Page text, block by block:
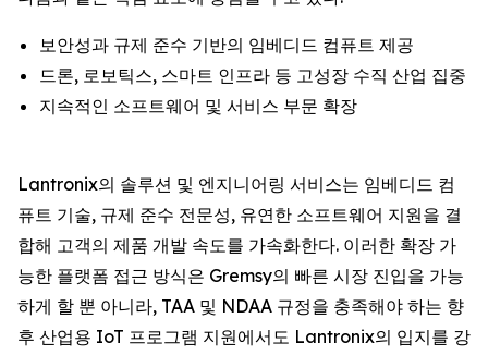
보안성과 규제 준수 기반의 임베디드 컴퓨트 제공
드론, 로보틱스, 스마트 인프라 등 고성장 수직 산업 집중
지속적인 소프트웨어 및 서비스 부문 확장
Lantronix의 솔루션 및 엔지니어링 서비스는 임베디드 컴
퓨트 기술, 규제 준수 전문성, 유연한 소프트웨어 지원을 결
합해 고객의 제품 개발 속도를 가속화한다. 이러한 확장 가
능한 플랫폼 접근 방식은 Gremsy의 빠른 시장 진입을 가능
하게 할 뿐 아니라, TAA 및 NDAA 규정을 충족해야 하는 향
후 산업용 IoT 프로그램 지원에서도 Lantronix의 입지를 강